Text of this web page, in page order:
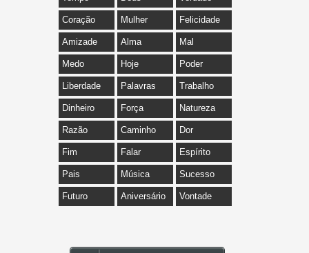
Coração Mulher Felicidade
Amizade Alma Mal
Medo Hoje Poder
Liberdade Palavras Trabalho
Dinheiro Força Natureza
Razão Caminho Dor
Fim Falar Espírito
Pais Música Sucesso
Futuro Aniversário Vontade